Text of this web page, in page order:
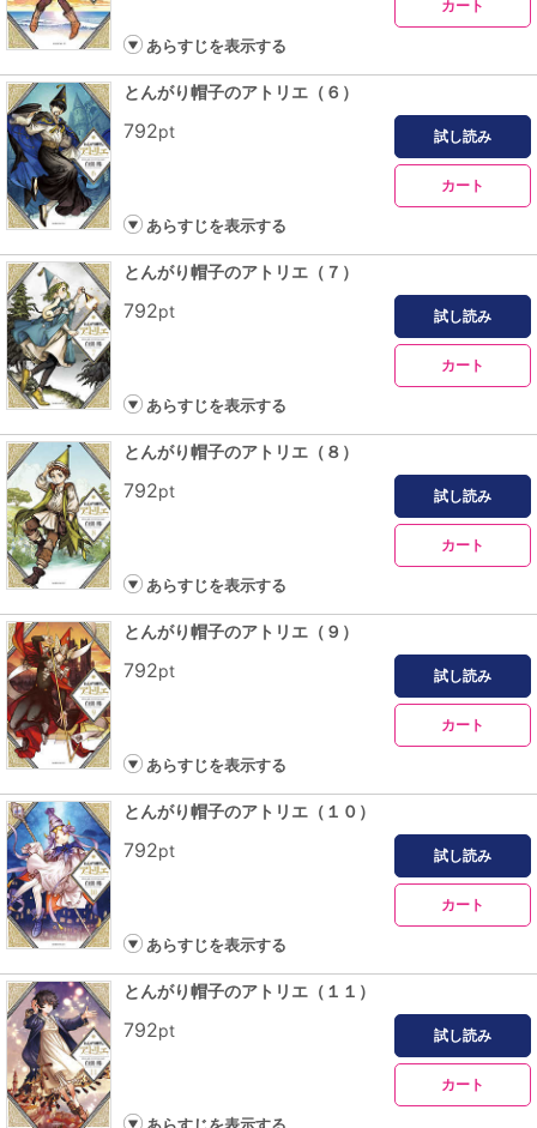
カート
あらすじを表示する
とんがり帽子のアトリエ（６）
792pt 試し読み
カート
あらすじを表示する
とんがり帽子のアトリエ（７）
792pt 試し読み
カート
あらすじを表示する
とんがり帽子のアトリエ（８）
792pt 試し読み
カート
あらすじを表示する
とんがり帽子のアトリエ（９）
792pt 試し読み
カート
あらすじを表示する
とんがり帽子のアトリエ（１０）
792pt 試し読み
カート
あらすじを表示する
とんがり帽子のアトリエ（１１）
792pt 試し読み
カート
あらすじを表示する